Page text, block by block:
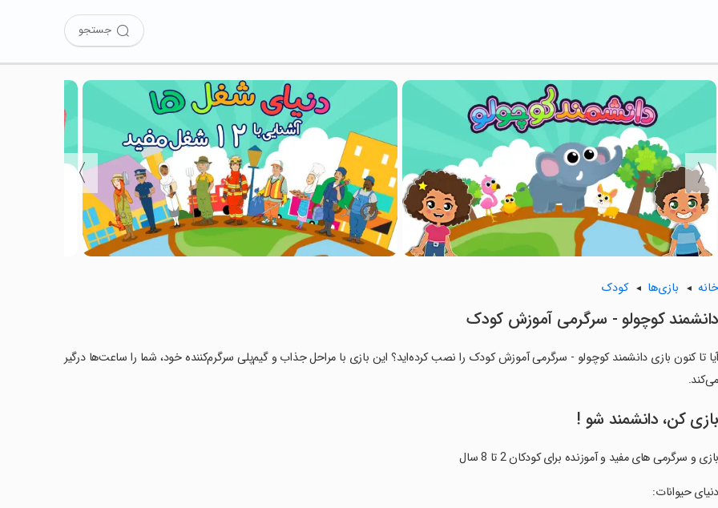
جستجو
〈
〉
خانه بازی‌ها کودک
دانشمند کوچولو - سرگرمی آموزش کودک
آیا تا کنون بازی دانشمند کوچولو - سرگرمی آموزش کودک را نصب کرده‌اید؟ این بازی با مراحل جذاب و گیم‌پلی سرگرم‌کننده خود، شما را ساعت‌ها درگیر
می‌کند.
بازی کن، دانشمند شو !
بازی و سرگرمی های مفید و آموزنده برای کودکان 2 تا 8 سال
‏دنیای حیوانات: